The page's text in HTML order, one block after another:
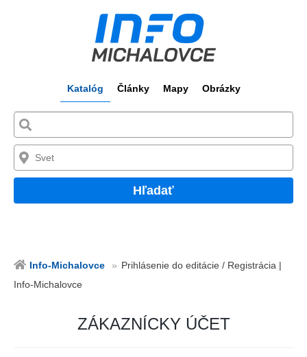
Katalóg Články Mapy Obrázky
Hľadať
Info-Michalovce
Prihlásenie do editácie / Registrácia |
Info-Michalovce
ZÁKAZNÍCKY ÚČET